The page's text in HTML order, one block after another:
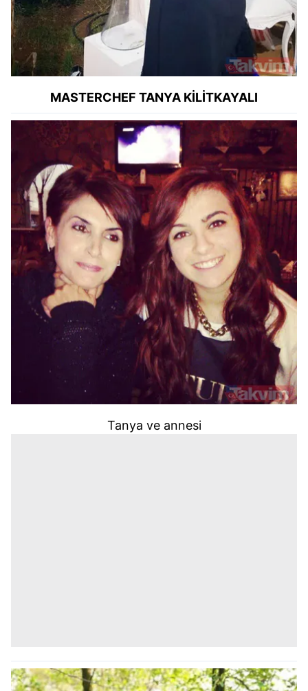
MASTERCHEF TANYA KİLİTKAYALI
Tanya ve annesi